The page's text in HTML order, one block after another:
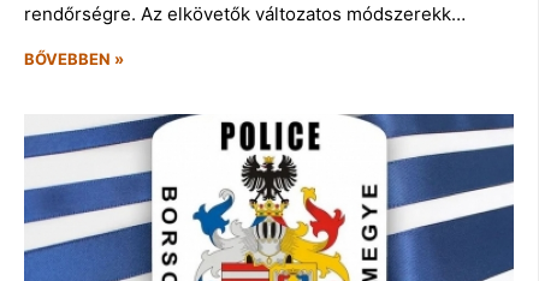
rendőrségre. Az elkövetők változatos módszerekk…
BŐVEBBEN »